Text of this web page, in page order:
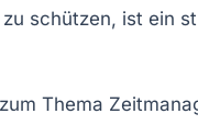
schützen, ist ein
Thema